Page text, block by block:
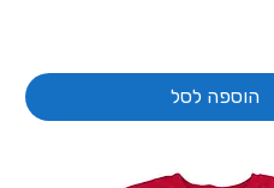
הוספה לסל